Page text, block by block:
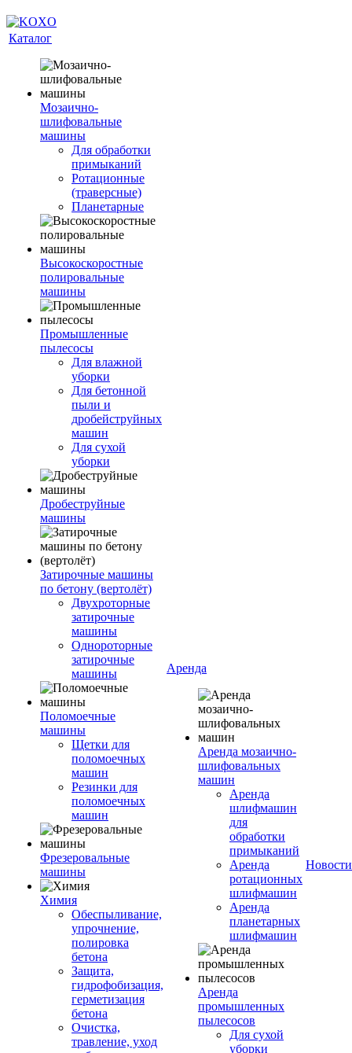
Каталог
Мозаично-
шлифовальные
машины
Для обработки
примыканий
Ротационные
(траверсные)
Планетарные
Высокоскоростные
полировальные
машины
Промышленные
пылесосы
Для влажной
уборки
Для бетонной
пыли и
дробейструйных
машин
Для сухой
уборки
Дробеструйные
машины
Затирочные машины
по бетону (вертолёт)
Двухроторные
затирочные
машины
Однороторные
затирочные
машины
Поломоечные
машины
Щетки для
поломоечных
машин
Резинки для
поломоечных
машин
Фрезеровальные
машины
Химия
Обеспыливание,
упрочнение,
полировка
бетона
Защита,
гидрофобизация,
герметизация
бетона
Очистка,
травление, уход
Аренда
Аренда мозаично-
шлифовальных
машин
Аренда
шлифмашин
для
обработки
примыканий
Аренда
ротационных
шлифмашин
Аренда
планетарных
шлифмашин
Аренда
промышленных
пылесосов
Для сухой
уборки
Новости